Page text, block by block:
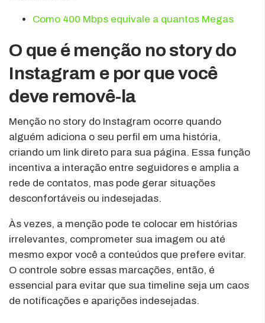
Como 400 Mbps equivale a quantos Megas
O que é menção no story do
Instagram e por que você
deve removê-la
Menção no story do Instagram ocorre quando
alguém adiciona o seu perfil em uma história,
criando um link direto para sua página. Essa função
incentiva a interação entre seguidores e amplia a
rede de contatos, mas pode gerar situações
desconfortáveis ou indesejadas.
Às vezes, a menção pode te colocar em histórias
irrelevantes, comprometer sua imagem ou até
mesmo expor você a conteúdos que prefere evitar.
O controle sobre essas marcações, então, é
essencial para evitar que sua timeline seja um caos
de notificações e aparições indesejadas.